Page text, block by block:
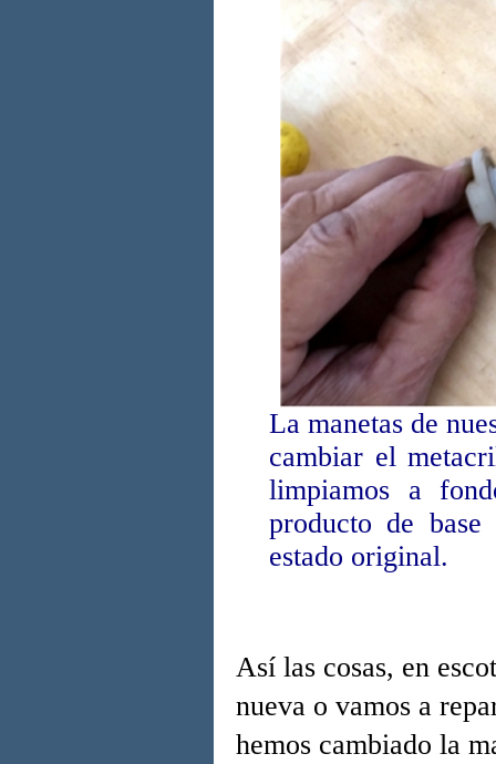
La manetas de
cambiar el
limpiamos a
producto de
estado original.
Así las cosas, en
nueva o vamos a
hemos cambiado la